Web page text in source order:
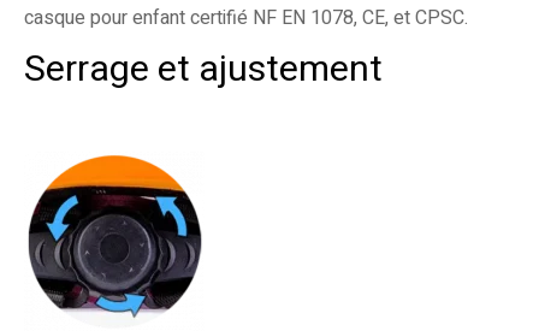
casque pour enfant certifié NF EN 1078, CE, et CPSC.
Serrage et ajustement